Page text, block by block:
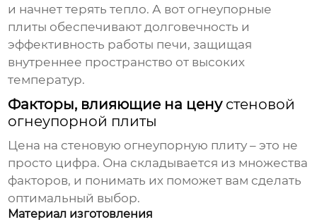
и начнет терять тепло. А вот огнеупорные
плиты обеспечивают долговечность и
эффективность работы печи, защищая
внутреннее пространство от высоких
температур.
Факторы, влияющие на цену стеновой
огнеупорной плиты
Цена на стеновую огнеупорную плиту – это не
просто цифра. Она складывается из множества
факторов, и понимать их поможет вам сделать
оптимальный выбор.
Материал изготовления